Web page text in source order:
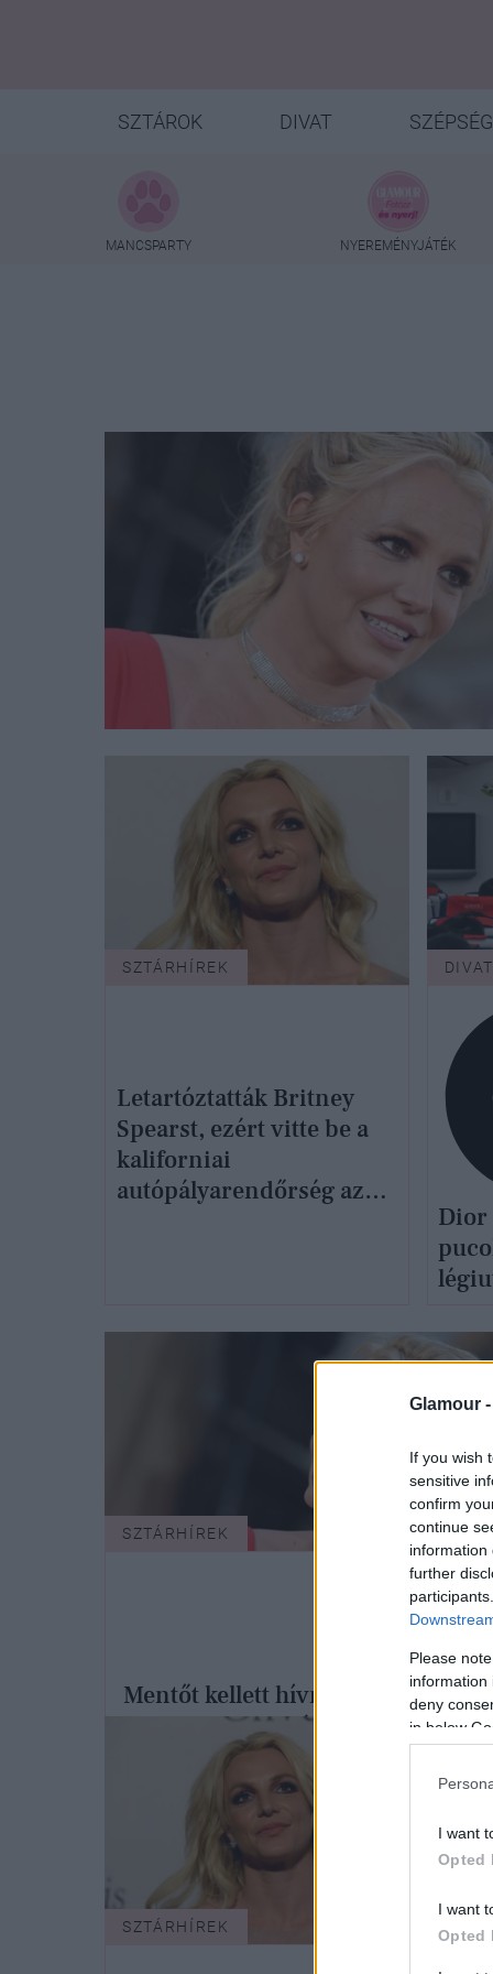
Glamour -
If you wish
sensitive
confirm
continue
information
further
Please
information
deny
in below
I want
Opted
I want
Opted
SZTÁROK DIVAT SZÉPSÉG
MANCSPARTY NYEREMÉNYJÁTÉK
SZTÁRHÍREK
Letartóztatták Britney
Spearst, ezért vitte be a
kaliforniai
autópályarendőrség az
DIVAT
Dior
SZTÁRHÍREK
Mentőt kellett hívni Britney
Spearshez, miután összeveszett új
barátjával
SZTÁRHÍREK